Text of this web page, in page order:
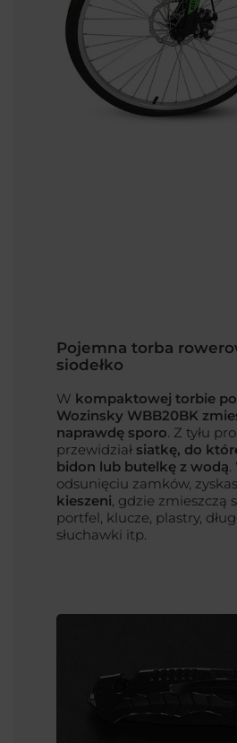
Pojemna torba
siodełko
W kompaktowej torbie
Wozinsky WBB20BK
naprawdę sporo. Z tyłu
przewidział siatkę, do
bidon lub butelkę z wodą.
odsunięciu zamków,
kieszeni , gdzie zmieszczą
portfel, klucze, plastry,
słuchawki itp.